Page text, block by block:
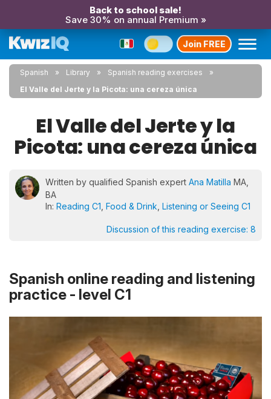
Back to school sale!
Save 30% on annual Premium »
Join FREE
Spanish Library
Spanish reading exercises
El Valle del Jerte y la Picota: una cereza única
El Valle del Jerte y la
Picota: una cereza única
Written by qualified Spanish expert Ana Matilla MA,
BA
In: Reading C1 Food & Drink Listening or Seeing C1
Discussion of this reading exercise: 8
Spanish online reading and listening
practice - level C1